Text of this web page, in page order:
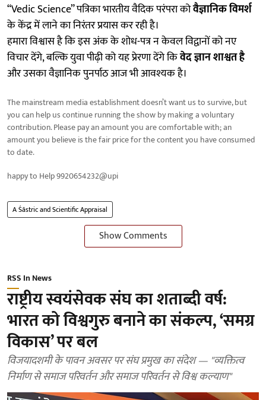
“Vedic Science” पत्रिका भारतीय वैदिक परंपरा कोवैज्ञानिक विमर्श
के केंद्र में लाने का निरंतर प्रयास कर रही है।
हमारा विश्वास है कि इस अंक के शोध-पत्र न केवल विद्वानों को नए
विचार देंगे, बल्कि युवा पीढ़ी को यह प्रेरणा देंगे किवेद ज्ञान शाश्वत है
और उसका वैज्ञानिक पुनर्पाठ आज भी आवश्यक है।
The mainstream media establishment doesn’t want us to survive, but
you can help us continue running the show by making a voluntary
contribution. Please pay an amount you are comfortable with; an
amount you believe is the fair price for the content you have consumed
to date.
happy to Help 9920654232@upi
A Śāstric and Scientific Appraisal
Show Comments
RSS In News
राष्ट्रीय स्वयंसेवक संघ का शताब्दी वर्ष:
भारत को विश्वगुरु बनाने का संकल्प, ‘समग्र
विकास’ पर बल
विजयादशमी के पावन अवसर पर संघ प्रमुख का संदेश — "व्यक्तित्व
निर्माण से समाज परिवर्तन और समाज परिवर्तन से विश्व कल्याण"